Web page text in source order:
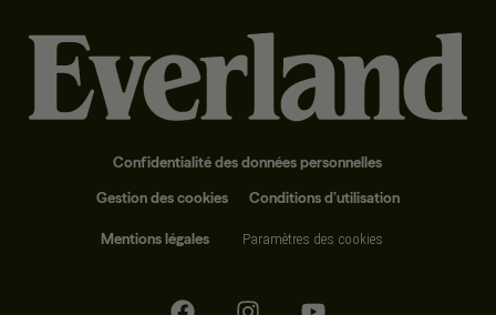
Confidentialité des données personnelles
Gestion des cookies
Conditions d’utilisation
Mentions légales Paramètres des cookies